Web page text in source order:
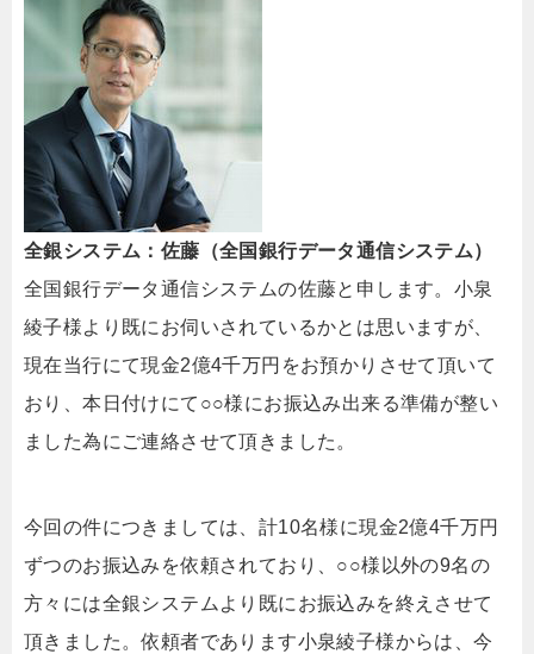
全銀システム：佐藤（全国銀行データ通信システム）
全国銀行データ通信システムの佐藤と申します。小泉
綾子様より既にお伺いされているかとは思いますが、
現在当行にて現金2億4千万円をお預かりさせて頂いて
おり、本日付けにて○○様にお振込み出来る準備が整い
ました為にご連絡させて頂きました。
今回の件につきましては、計10名様に現金2億4千万円
ずつのお振込みを依頼されており、○○様以外の9名の
方々には全銀システムより既にお振込みを終えさせて
頂きました。依頼者であります小泉綾子様からは、今